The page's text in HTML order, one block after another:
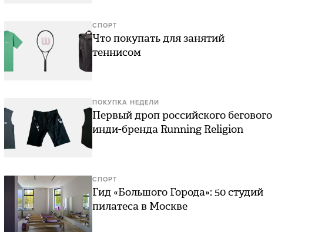
СПОРТ
Что покупать для занятий
теннисом
ПОКУПКА НЕДЕЛИ
Первый дроп российского бегового
инди-бренда Running Religion
СПОРТ
Гид «Большого Города»: 50 студий
пилатеса в Москве